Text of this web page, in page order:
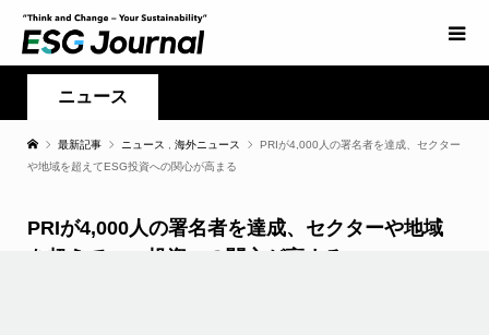
ニュース
最新記事 ニュース 海外ニュース
PRIが4,000人の署名者を達成、セクター
や地域を超えてESG投資への関心が高まる
PRIが4,000人の署名者を達成、セクターや地域
を超えてESG投資への関心が高まる